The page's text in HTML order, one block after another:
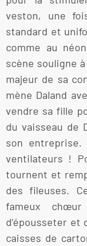
veston, une
standard et
comme au
scène souligne
majeur de sa
mène Daland
vendre sa fille
du vaisseau de
son
ventilateurs !
tournent et
des fileuses.
fameux
d’épousseter et
caisses de